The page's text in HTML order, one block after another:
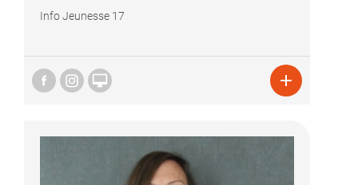
Info Jeunesse 17
 